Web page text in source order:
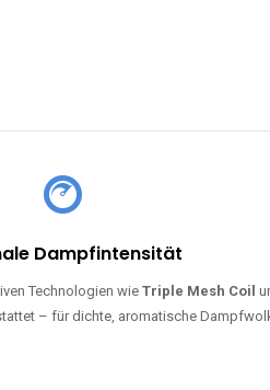
Dampfintensität
Technologien wieTriple Mesh Coil
– für dichte, aromatische